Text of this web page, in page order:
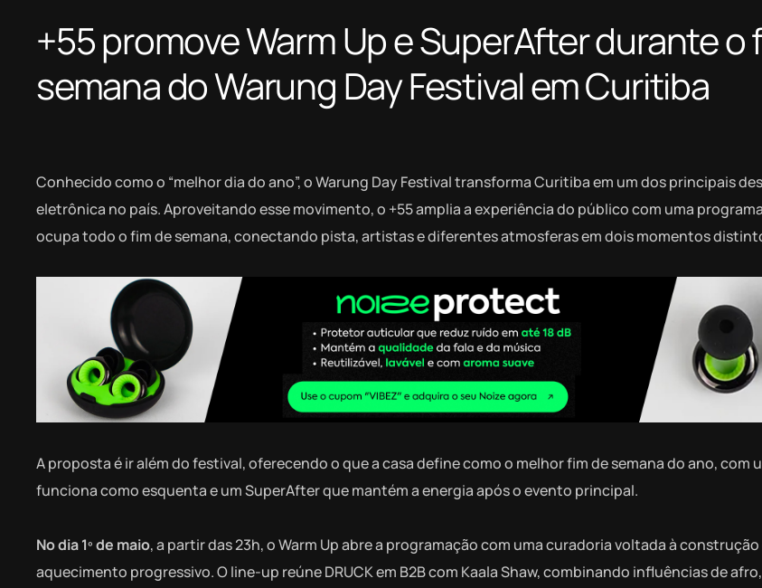
+55 promove Warm Up e SuperAfter durante o
semana do Warung Day Festival em Curitiba
Conhecido como o “melhor dia do ano”, o Warung Day Festival transforma Curitiba em um dos principais
eletrônica no país. Aproveitando esse movimento, o +55 amplia a experiência do público com uma
ocupa todo o fim de semana, conectando pista, artistas e diferentes atmosferas em dois momentos
A proposta é ir além do festival, oferecendo o que a casa define como o melhor fim de semana do ano, com
funciona como esquenta e um SuperAfter que mantém a energia após o evento principal.
No dia 1º de maio, a partir das 23h, o Warm Up abre a programação com uma curadoria voltada à
aquecimento progressivo. O line-up reúne DRUCK em B2B com Kaala Shaw, combinando influências de